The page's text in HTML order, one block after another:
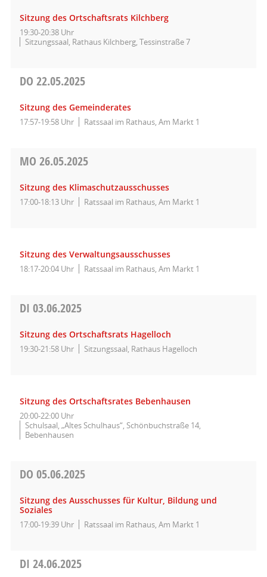
Sitzung des Ortschaftsrats Kilchberg
19:30-20:38 Uhr
Sitzungssaal, Rathaus Kilchberg, Tessinstraße 7
DO 22.05.2025
Sitzung des Gemeinderates
17:57-19:58 Uhr Ratssaal im Rathaus, Am Markt 1
MO 26.05.2025
Sitzung des Klimaschutzausschusses
17:00-18:13 Uhr Ratssaal im Rathaus, Am Markt 1
Sitzung des Verwaltungsausschusses
18:17-20:04 Uhr Ratssaal im Rathaus, Am Markt 1
DI 03.06.2025
Sitzung des Ortschaftsrats Hagelloch
19:30-21:58 Uhr Sitzungssaal, Rathaus Hagelloch
Sitzung des Ortschaftsrates Bebenhausen
20:00-22:00 Uhr
Schulsaal, „Altes Schulhaus“, Schönbuchstraße 14,
Bebenhausen
DO 05.06.2025
Sitzung des Ausschusses für Kultur, Bildung und
Soziales
17:00-19:39 Uhr Ratssaal im Rathaus, Am Markt 1
DI 24.06.2025